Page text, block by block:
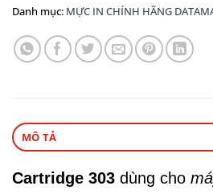
Danh mục: MỰC IN CHÍNH HÃNG
MÔ TẢ
Cartridge 303 dùng cho